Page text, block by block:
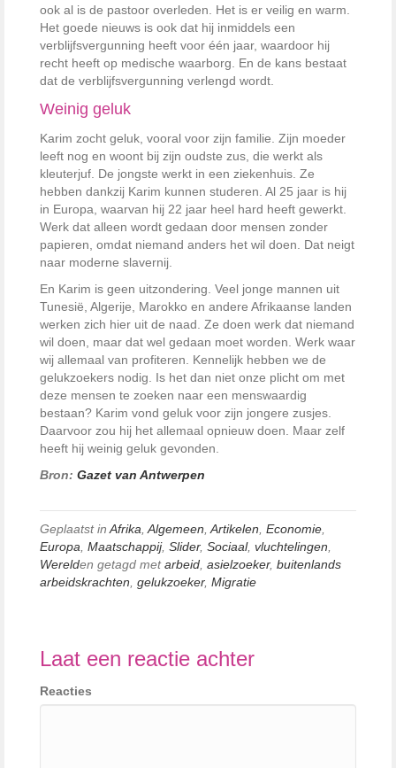
ook al is de pastoor overleden. Het is er veilig en warm.
Het goede nieuws is ook dat hij inmiddels een
verblijfsvergunning heeft voor één jaar, waardoor hij
recht heeft op medische waarborg. En de kans bestaat
dat de verblijfsvergunning verlengd wordt.
Weinig geluk
Karim zocht geluk, vooral voor zijn familie. Zijn moeder
leeft nog en woont bij zijn oudste zus, die werkt als
kleuterjuf. De jongste werkt in een ziekenhuis. Ze
hebben dankzij Karim kunnen studeren. Al 25 jaar is hij
in Europa, waarvan hij 22 jaar heel hard heeft gewerkt.
Werk dat alleen wordt gedaan door mensen zonder
papieren, omdat niemand anders het wil doen. Dat neigt
naar moderne slavernij.
En Karim is geen uitzondering. Veel jonge mannen uit
Tunesië, Algerije, Marokko en andere Afrikaanse landen
werken zich hier uit de naad. Ze doen werk dat niemand
wil doen, maar dat wel gedaan moet worden. Werk waar
wij allemaal van profiteren. Kennelijk hebben we de
gelukzoekers nodig. Is het dan niet onze plicht om met
deze mensen te zoeken naar een menswaardig
bestaan? Karim vond geluk voor zijn jongere zusjes.
Daarvoor zou hij het allemaal opnieuw doen. Maar zelf
heeft hij weinig geluk gevonden.
Bron: Gazet van Antwerpen
Geplaatst in Afrika Algemeen Artikelen Economie
Europa Maatschappij, Slider, Sociaal, vluchtelingen
Werelden getagd metarbeid asielzoeker, buitenlands
arbeidskrachten gelukzoeker, Migratie
Laat een reactie achter
Reacties